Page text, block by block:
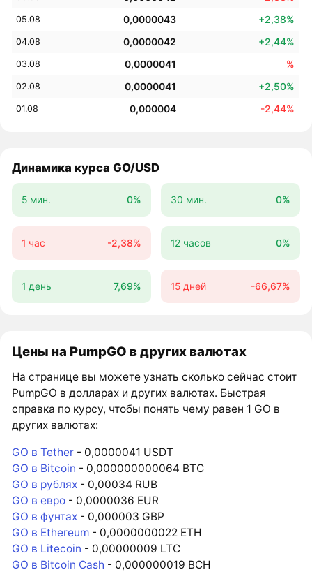
05.08 0,0000043 +2,38%
04.08 0,0000042 +2,44%
03.08 0,0000041 %
02.08 0,0000041 +2,50%
01.08 0,000004 -2,44%
Динамика курса GO/USD
5 мин. 0% 30 мин. 0%
1 час -2,38% 12 часов 0%
1 день 7,69% 15 дней -66,67%
Цены на PumpGO в других валютах
На странице вы можете узнать сколько сейчас стоит
PumpGO в долларах и других валютах. Быстрая
справка по курсу, чтобы понять чему равен 1 GO в
других валютах:
GO в Tether - 0,0000041 USDT
GO в Bitcoin - 0,000000000064 BTC
GO в рублях - 0,00034 RUB
GO в евро - 0,0000036 EUR
GO в фунтах - 0,000003 GBP
GO в Ethereum - 0,0000000022 ETH
GO в Litecoin - 0,00000009 LTC
GO в Bitcoin Cash - 0,000000019 BCH